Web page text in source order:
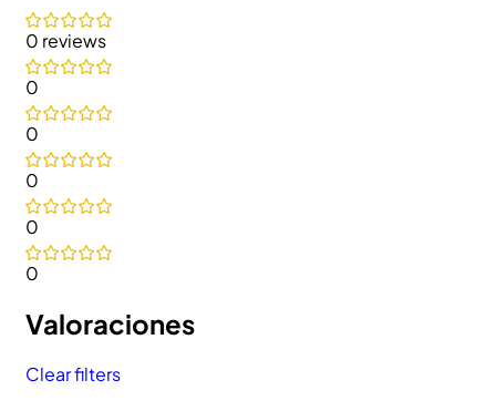
0 reviews
0
0
0
0
0
Valoraciones
Clear filters